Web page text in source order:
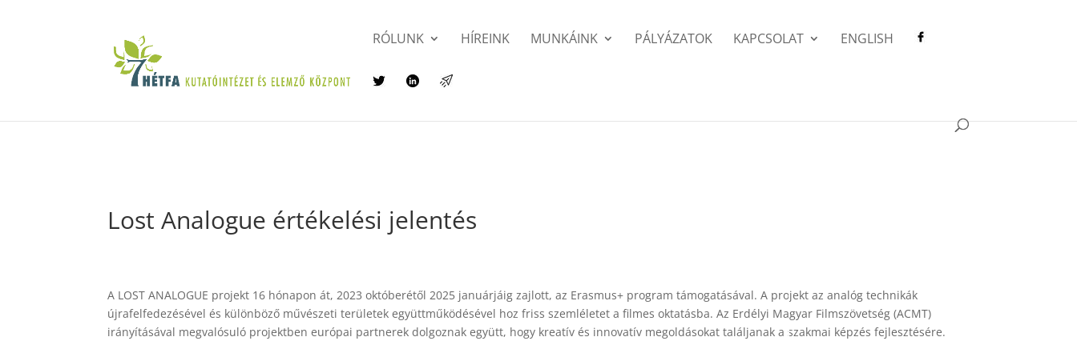
RÓLUNK HÍREINK MUNKÁINK PÁLYÁZATOK KAPCSOLAT ENGLISH
Lost Analogue értékelési jelentés
A LOST ANALOGUE projekt 16 hónapon át, 2023 októberétől 2025 januárjáig zajlott, az Erasmus+ program támogatásával. A projekt az analóg technikák
újrafelfedezésével és különböző művészeti területek együttműködésével hoz friss szemléletet a filmes oktatásba. Az Erdélyi Magyar Filmszövetség (ACMT)
irányításával megvalósuló projektben európai partnerek dolgoznak együtt, hogy kreatív és innovatív megoldásokat találjanak a szakmai képzés fejlesztésére.